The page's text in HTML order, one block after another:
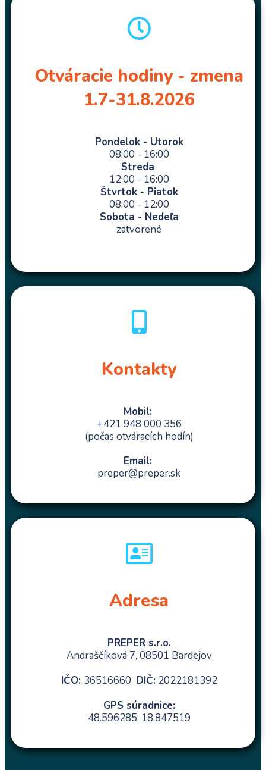
Otváracie hodiny - zmena
1.7-31.8.2026
Pondelok - Utorok
08:00 - 16:00
Streda
12:00 - 16:00
Štvrtok - Piatok
08:00 - 12:00
Sobota - Nedeľa
zatvorené
Kontakty
Mobil:
+421 948 000 356
(počas otváracích hodín)
Email:
preper@preper.sk
Adresa
PREPER s.r.o.
Andraščíková 7, 08501 Bardejov
IČO: 36516660 DIČ:2022181392
GPS súradnice:
48.596285, 18.847519